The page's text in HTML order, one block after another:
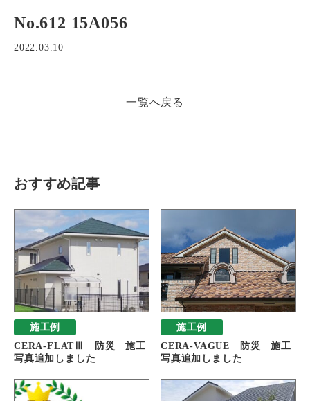
企業情報
会社概要
採用情報
先輩社員の声
お問い合わせ プライバシーポリシー サイトマップ
No.612 15A056
2022.03.10
一覧へ戻る
おすすめ記事
施工例
CERA-FLATⅢ 防災 施工
写真追加しました
施工例
CERA-VAGUE 防災 施工
写真追加しました